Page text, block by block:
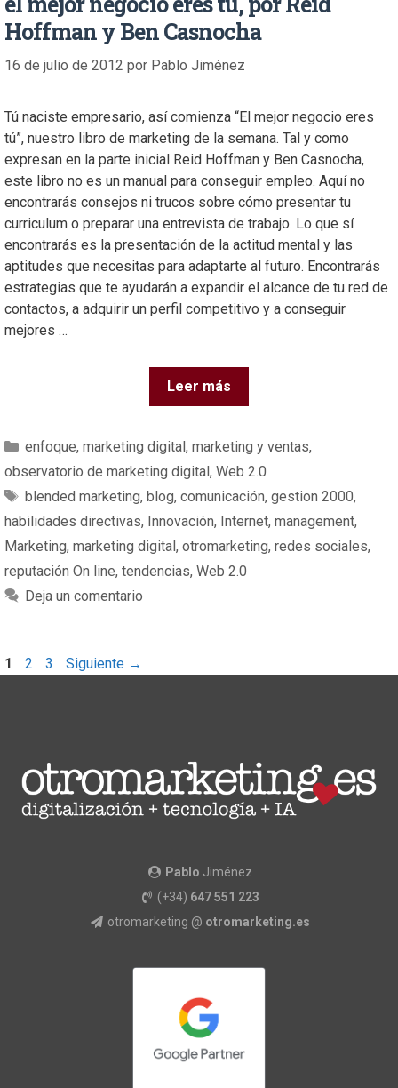
Hoffman y Ben Casnocha
16 de julio de 2012 por Pablo Jiménez
Tú naciste empresario, así comienza “El mejor negocio eres
tú”, nuestro libro de marketing de la semana. Tal y como
expresan en la parte inicial Reid Hoffman y Ben Casnocha,
este libro no es un manual para conseguir empleo. Aquí no
encontrarás consejos ni trucos sobre cómo presentar tu
curriculum o preparar una entrevista de trabajo. Lo que sí
encontrarás es la presentación de la actitud mental y las
aptitudes que necesitas para adaptarte al futuro. Encontrarás
estrategias que te ayudarán a expandir el alcance de tu red de
contactos, a adquirir un perfil competitivo y a conseguir
mejores …
Leer más
enfoque, marketing digital, marketing y ventas,
observatorio de marketing digital, Web 2.0
blended marketing, blog, comunicación, gestion 2000,
habilidades directivas, Innovación, Internet, management,
Marketing, marketing digital, otromarketing, redes sociales,
reputación On line, tendencias, Web 2.0
Deja un comentario
1 2 3 Siguiente →
Pablo Jiménez
(+34) 647 551 223
otromarketing @ otromarketing.es